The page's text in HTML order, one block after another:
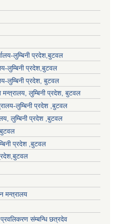
लुम्बिनी प्रदेश,बुटवल
लुम्बिनी प्रदेश,बुटवल
लुम्बिनी प्रदेश, बुटवल
मन्त्रालय, लुम्बिनी प्रदेश, बुटवल
लुम्बिनी प्रदेश ,बुटवल
लुम्बिनी प्रदेश ,बुटवल
प्रदेश ,बुटवल
मन्त्रालय
संम्बन्धि छत्रदेव